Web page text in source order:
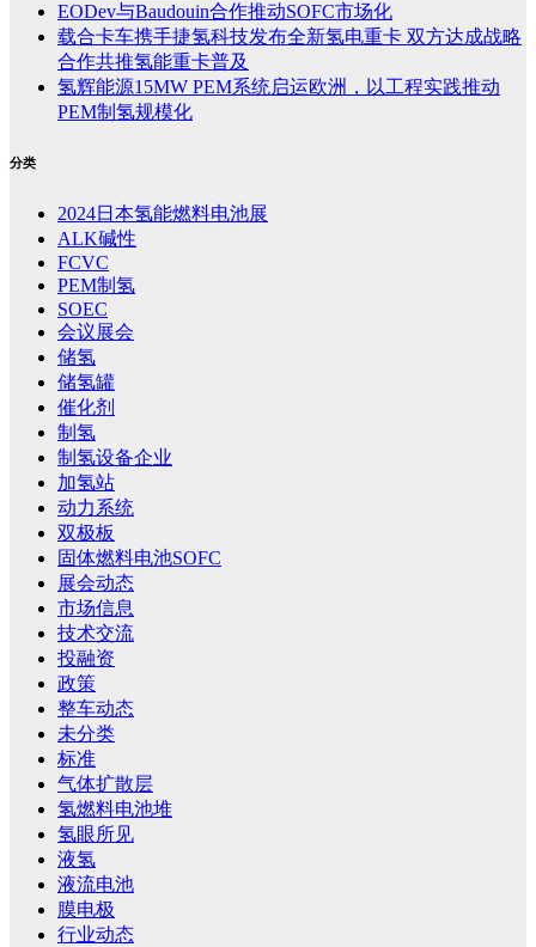
EODev与Baudouin合作推动SOFC市场化
载合卡车携手捷氢科技发布全新氢电重卡 双方达成战略
合作共推氢能重卡普及
氢辉能源15MW PEM系统启运欧洲，以工程实践推动
PEM制氢规模化
分类
2024日本氢能燃料电池展
ALK碱性
FCVC
PEM制氢
SOEC
会议展会
储氢
储氢罐
催化剂
制氢
制氢设备企业
加氢站
动力系统
双极板
固体燃料电池SOFC
展会动态
市场信息
技术交流
投融资
政策
整车动态
未分类
标准
气体扩散层
氢燃料电池堆
氢眼所见
液氢
液流电池
膜电极
行业动态